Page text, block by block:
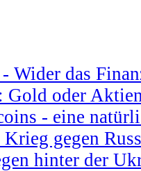
Wider das
Gold oder
- eine
gegen
hinter der